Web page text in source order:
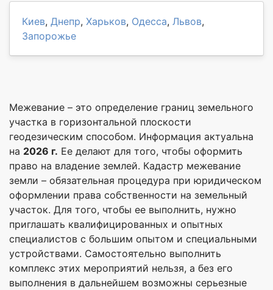
Киев, Днепр, Харьков, Одесса, Львов,
Запорожье
Межевание – это определение границ земельного
участка в горизонтальной плоскости
геодезическим способом. Информация актуальна
на 2026 г. Ее делают для того, чтобы оформить
право на владение землей. Кадастр межевание
земли – обязательная процедура при юридическом
оформлении права собственности на земельный
участок. Для того, чтобы ее выполнить, нужно
приглашать квалифицированных и опытных
специалистов с большим опытом и специальными
устройствами. Самостоятельно выполнить
комплекс этих мероприятий нельзя, а без его
выполнения в дальнейшем возможны серьезные